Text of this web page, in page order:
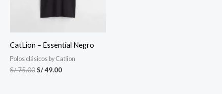
CatLion – Essential Negro
Polos clásicos by Catlion
S/75.00S/49.00